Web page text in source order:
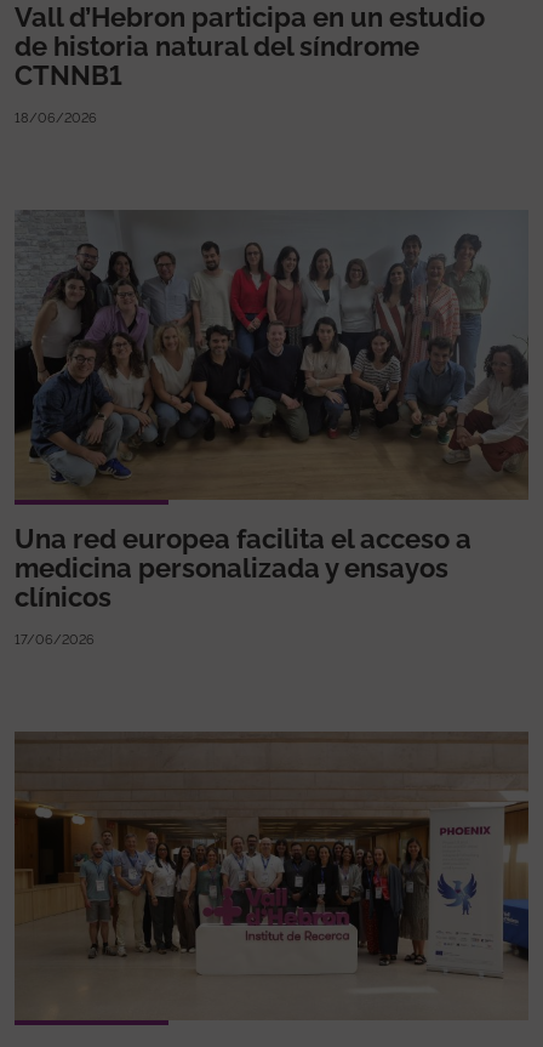
Vall d’Hebron participa en un estudio
de historia natural del síndrome
CTNNB1
18/06/2026
Una red europea facilita el acceso a
medicina personalizada y ensayos
clínicos
17/06/2026